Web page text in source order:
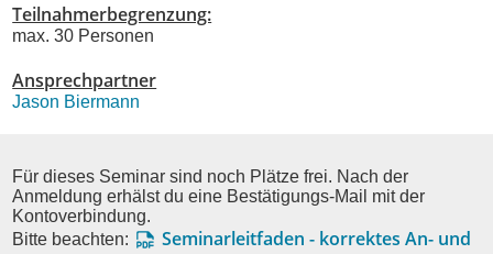
Teilnahmerbegrenzung:
max. 30 Personen
Ansprechpartner
Jason Biermann
Für dieses Seminar sind noch Plätze frei. Nach der
Anmeldung erhälst du eine Bestätigungs-Mail mit der
Kontoverbindung.
Bitte beachten:
Seminarleitfaden - korrektes An- und